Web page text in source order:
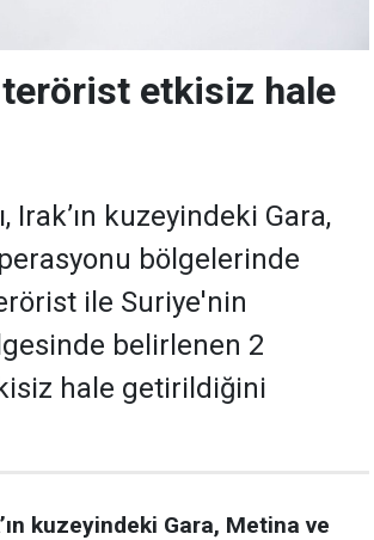
etkisiz hale
Irak’ın kuzeyindeki Gara,
bölgelerinde
ile Suriye'nin
belirlenen 2
hale getirildiğini
kuzeyindeki Gara, Metina ve